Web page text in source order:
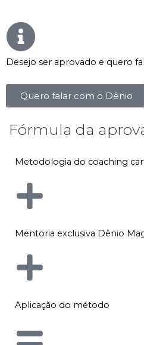
Desejo ser aprovado e quero
Quero falar com o Dênio
Fórmula da
Metodologia do coaching
Mentoria exclusiva Dênio
Aplicação do método